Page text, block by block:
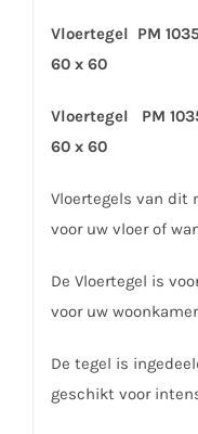
Vloertegel PM
60 x 60
Vloertegel PM
60 x 60
Vloertegels van dit
voor uw vloer of
De Vloertegel is
voor uw
De tegel is
geschikt voor